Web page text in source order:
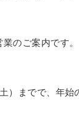
のご案内です。
）までで、年始